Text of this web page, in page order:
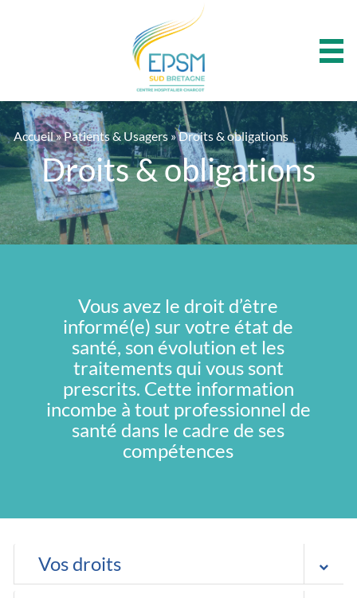
Droits & obligations
Accueil»Patients & Usagers »Droits & obligations
Vous avez le droit d’être
informé(e) sur votre état de
santé, son évolution et les
traitements qui vous sont
prescrits. Cette information
incombe à tout professionnel de
santé dans le cadre de ses
compétences
Vos droits